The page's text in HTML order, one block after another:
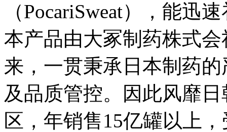
（PocariSweat），能迅
本产品由大冢制药株式
来，一贯秉承日本制药
及品质管控。因此风靡
区，年销售15亿罐以上